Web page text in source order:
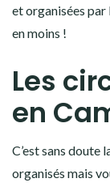
et organisées par
en moins !
Les
en
C’est sans doute
organisés mais